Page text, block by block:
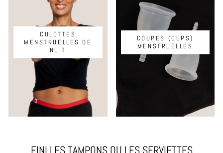
CULOTTES
MENSTRUELLES DE
NUIT
COUPES (CUPS)
MENSTRUELLES